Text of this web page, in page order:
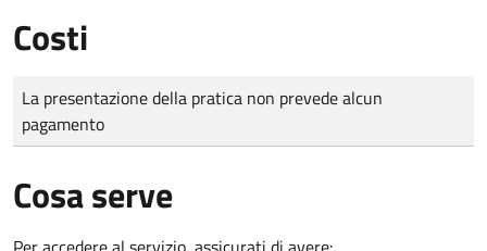
Costi
Tipo di pagamento
Importo
La presentazione della pratica non prevede alcun
pagamento
Cosa serve